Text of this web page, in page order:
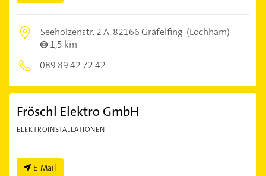
Seeholzenstr. 2 A,82166 Gräfelfing (Lochham)
1,5 km
089 89 42 72 42
Fröschl Elektro GmbH
ELEKTROINSTALLATIONEN
E-Mail